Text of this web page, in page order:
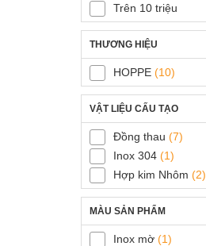
Trên 10 triệu
THƯƠNG HIỆU
HOPPE (10)
VẬT LIỆU CẤU TẠO
Đồng thau (7)
Inox 304 (1)
Hợp kim Nhôm (2)
MÀU SẢN PHẨM
Inox mờ (1)